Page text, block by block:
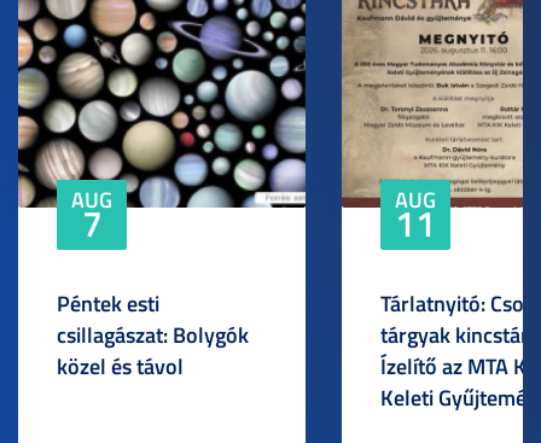
AUG
7
Péntek esti
csillagászat: Bolygók
közel és távol
AUG
11
Tárlatnyitó:
tárgyak
Ízelítő az MTA
Keleti